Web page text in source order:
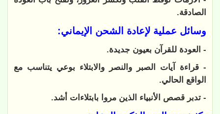
الصادقة.
وسائل عملية لإعادة الشحن الإيماني:
- العودة للقرآن بعيون جديدة.
- قراءة آيات الصبر والنصر والابتلاء بوعي يتناسب مع
الواقع الحالي.
- تدبر قصص الأنبياء الذين مروا بابتلاءات أشد.